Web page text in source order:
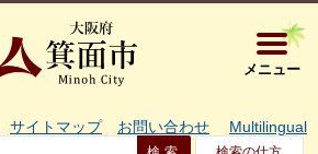
大阪府箕
メニュー
サイトマップ お問い合わせ Multilingual